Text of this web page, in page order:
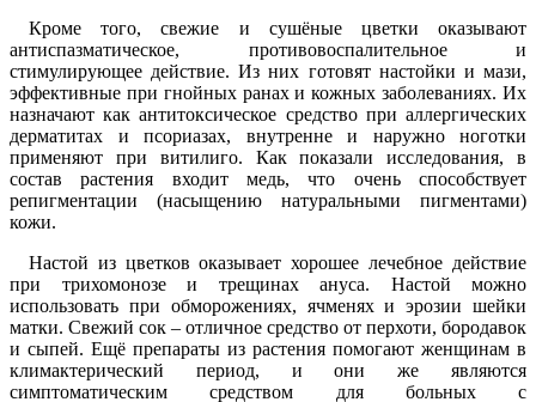
Кроме того, свежие и сушёные цветки оказывают
антиспазматическое, противовоспалительное и
стимулирующее действие. Из них готовят настойки и мази,
эффективные при гнойных ранах и кожных заболеваниях. Их
назначают как антитоксическое средство при аллергических
дерматитах и псориазах, внутренне и наружно ноготки
применяют при витилиго. Как показали исследования, в
состав растения входит медь, что очень способствует
репигментации (насыщению натуральными пигментами)
кожи.
Настой из цветков оказывает хорошее лечебное действие
при трихомонозе и трещинах ануса. Настой можно
использовать при обморожениях, ячменях и эрозии шейки
матки. Свежий сок – отличное средство от перхоти, бородавок
и сыпей. Ещё препараты из растения помогают женщинам в
климактерический период, и они же являются
симптоматическим средством для больных с